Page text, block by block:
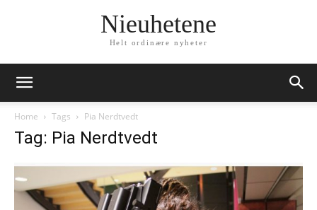
Nieuhetene
Helt ordinære nyheter
Home Tags Pia Nerdtvedt
Tag: Pia Nerdtvedt